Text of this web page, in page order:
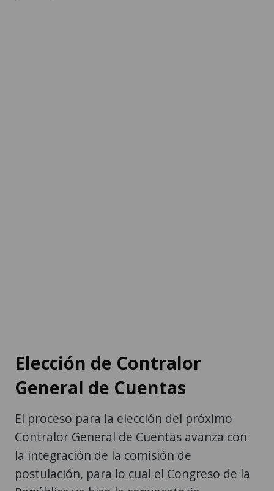
Elección de Contralor
General de Cuentas
El proceso para la elección del próximo
Contralor General de Cuentas avanza con
la integración de la comisión de
postulación, para lo cual el Congreso de la